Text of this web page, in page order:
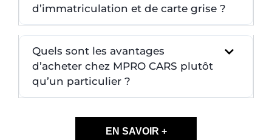
d’immatriculation et de carte grise ?
Quels sont les avantages
d’acheter chez MPRO CARS plutôt
qu’un particulier ?
EN SAVOIR +